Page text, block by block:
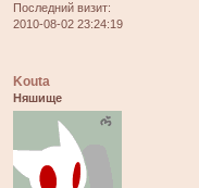
Последний визит:
2010-08-02 23:24:19
Kouta
Няшище